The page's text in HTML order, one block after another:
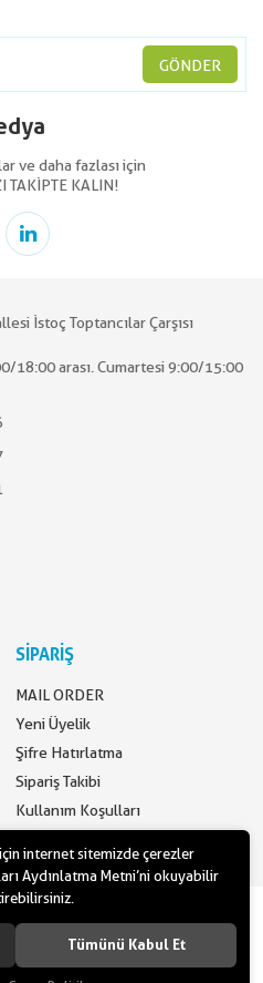
GÖNDER
ve daha fazlası için
TAKİPTE KALIN!
İstoç Toptancılar Çarşısı
18:00 arası. Cumartesi 9:00/15:00
SİPARİŞ
MAIL ORDER
Yeni Üyelik
Şifre Hatırlatma
Sipariş Takibi
Kullanım Koşulları
bir Pandoli Parti
Malzemeleri Tüm hakları saklıdır.
internet sitemizde çerezler
Aydınlatma Metni’ni okuyabilir
Tümünü Kabul Et